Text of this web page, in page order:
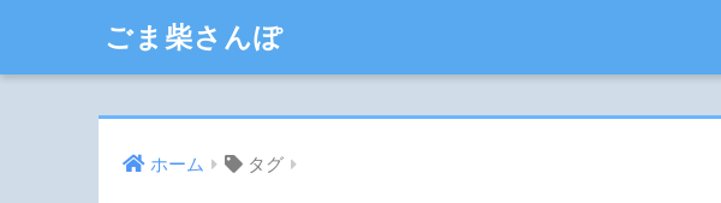
ごま柴さんぽ
ホーム タグ